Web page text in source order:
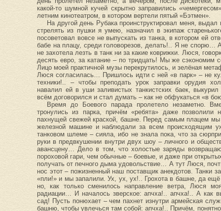
какой-то шумной кучей скрытно заправились
летним кинотеатром, в котором вертели пятый «Бэтмен».
На другой день Рубака проинструктировал меня,
стрелять из пушки я умею, назначил в экипаж
посоветовал вовсе не выпускать из танка, в котором ей
бабе на плацу, среди головорезов, делать!.. Я не спорю…
не захотела лезть в танк ни за какие коврижки. Люся,
десять евро, за катание – по тридцать! Мы же сэкономим
Лицо моей практичной музы перекрутилось, и зелёная
Люся согласилась… Пришлось идти с ней «в парк» – не
техники!.. – чтобы преподать урок заправки орудия
навалил ей в уши заливистых танкистских баек,
всём договорился и стал думать – как не обфукаться «в
Время до Боевого парада пролетело незаметно.
тронулись из парка, причём «ребята» даже позволили
пахнущей свежей краской, башне. Перед самым плацем мы
железной машине и наблюдали за всем происходящим
танковом шлеме – сияла, ибо не знала пока, что за
руки в предвкушении внутри двух шоу – личного и
авансцену… Дело в том, что холостые заряды
пороховой гари, чем обычные – боевые, и даже при
получать от печного дыма удовольствие… А тут Люся,
нос этот – пожизненный наш поставщик анекдотов. Танки
«пли!» и мы запалили. Ух, ух, ух!.. Грохота в башне, да
но, как только сменилось направление ветра, Люся
радиации… И началось зверское: апчха!.. апчха!.. А как
сад! Пусть понюхает – чем пахнет изнутри армейская
башню, чтобы увлечься там собой: апчха!.. Причём,